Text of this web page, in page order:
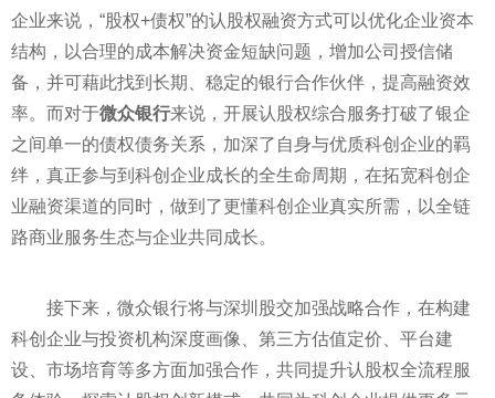
企业来说，“股权+债权”的认股权融资方式可以优化企业资本
结构，以合理的成本解决资金短缺问题，增加公司授信储
备，并可藉此找到长期、稳定的银行合作伙伴，提高融资效
率。而对于微众银行来说，开展认股权综合服务打破了银企
之间单一的债权债务关系，加深了自身与优质科创企业的羁
绊，真正参与到科创企业成长的全生命周期，在拓宽科创企
业融资渠道的同时，做到了更懂科创企业真实所需，以全链
路商业服务生态与企业共同成长。
接下来，微众银行将与深圳股交加强战略合作，在构建
科创企业与投资机构深度画像、第三方估值定价、 平台建
设、市场培育等多方面加强合作，共同提升认股权全流程服